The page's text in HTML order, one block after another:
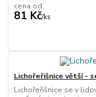
cena od
81 Kč/ks
Lichořeřišnice větší -
Lichořeřišnice se v